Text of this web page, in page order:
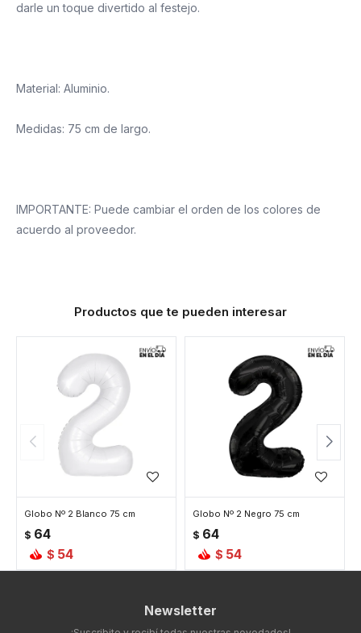
darle un toque divertido al festejo.
Material: Aluminio.
Medidas: 75 cm de largo.
IMPORTANTE: Puede cambiar el orden de los colores de
acuerdo al proveedor.
Productos que te pueden interesar
Globo Nº 2 Blanco 75 cm
$ 64
$ 54
Globo Nº 2 Negro 75 cm
$ 64
$ 54
Newsletter